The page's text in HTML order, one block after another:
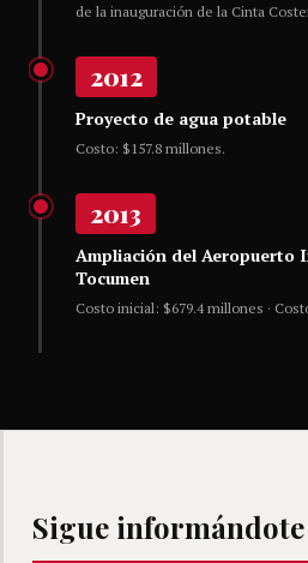
de la inauguración de la Cinta
2012
Proyecto de agua potable
Costo: $157.8 millones.
2013
Ampliación del Aeropuerto
Tocumen
Costo inicial: $679.4 millones ·
Sigue informándote